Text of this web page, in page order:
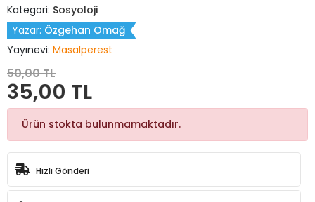
Kategori: Sosyoloji
Yazar: Özgehan Omağ
Yayınevi: Masalperest
50,00 TL
35,00 TL
Ürün stokta bulunmamaktadır.
Hızlı Gönderi